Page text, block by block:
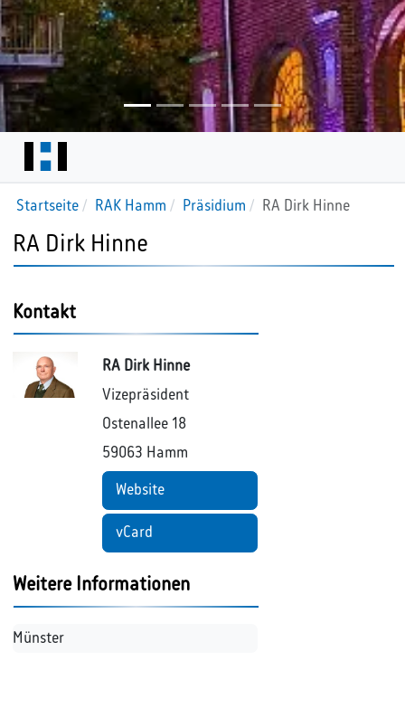
Startseite RAK Hamm Präsidium RA Dirk Hinne
RA Dirk Hinne
Kontakt
RA Dirk Hinne
Position
Vizepräsident
Ostenallee 18
59063 Hamm
Website
vCard
Weitere Informationen
Münster